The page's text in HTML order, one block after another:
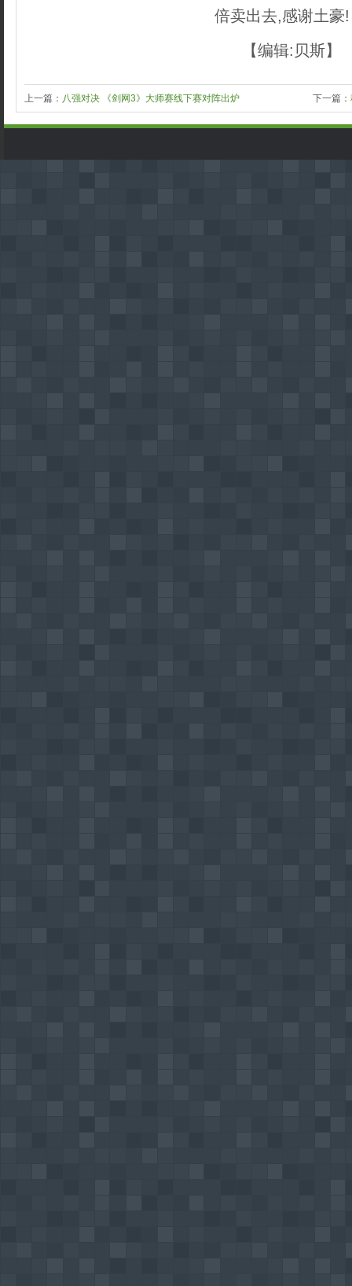
倍卖出去,感谢土豪!
【编辑:贝斯】
上一篇： 八强对决 《剑网3》大师赛线下赛对阵出炉 下一篇：